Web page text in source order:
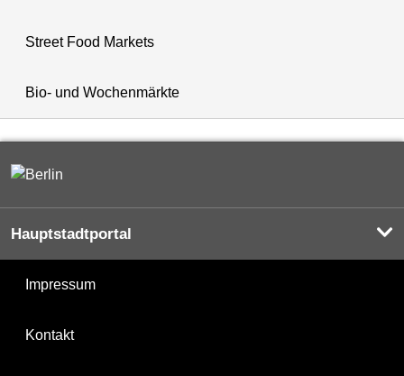
Street Food Markets
Bio- und Wochenmärkte
Hauptstadtportal
Impressum
Kontakt